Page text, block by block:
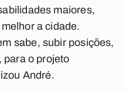
maiores,
a cidade.
sabe, subir posições,
para o projeto
André.